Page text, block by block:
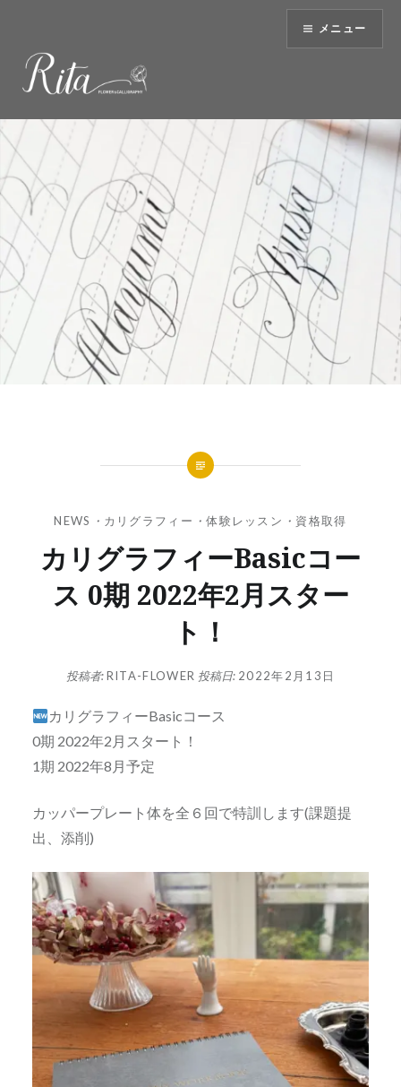
へ
ス
ッ
プ
メニュー
NEWS ・ カリグラフィー ・体験レッスン ・ 資格取得
カリグラフィーBasicコー
ス 0期 2022年2月スター
ト！
投稿者:RITA-FLOWER 投稿日: 2022年2月13日
カリグラフィーBasicコース
0期 2022年2月スタート！
1期 2022年8月予定
カッパープレート体を全６回で特訓します(課題提
出、添削)